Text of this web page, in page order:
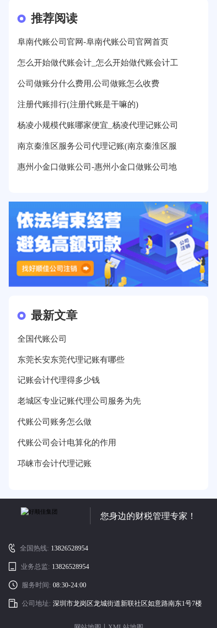
推荐阅读
阜南代账公司官网-阜南代账公司官网首页
怎么开始做代账会计_怎么开始做代账会计工
公司做账分什么费用,公司做账怎么收费
注册代账排行(注册代账是干嘛的)
杨凌小规模代账哪家便宜_杨凌代理记账公司
南京秦淮区服务公司代理记账(南京秦淮区服
惠州小金口做账公司-惠州小金口做账公司地
最新文章
全国代账公司
东莞长安东莞代理记账有哪些
记账会计代理得多少钱
老城区专业记账代理公司服务为先
代账公司账务怎么做
代账公司会计电算化的作用
邛崃市会计代理记账
您身边的财税管理专家！
全国热线: 13826528954
业务总监: 13826528954
服务时间:08:30-24:00
公司地址:深圳市龙岗区龙城街道新联社区如意路南东1号7楼